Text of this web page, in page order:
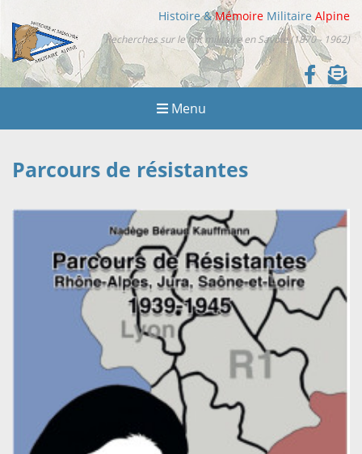
Histoire &Mémoire Militaire Alpine
Recherches sur le fait militaire en Savoie (1870 - 1962)
Menu
Parcours de résistantes